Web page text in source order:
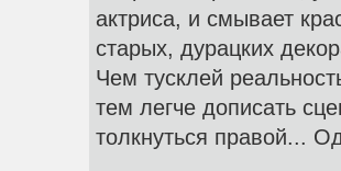
актриса, и смывает
старых, дурацких
Чем тусклей
тем легче дописать
толкнуться правой...